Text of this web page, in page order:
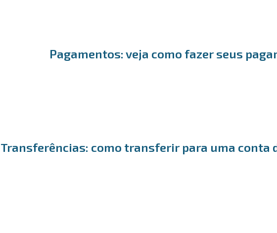
Pagamentos: veja como fazer seus
Transferências: como transferir para uma conta